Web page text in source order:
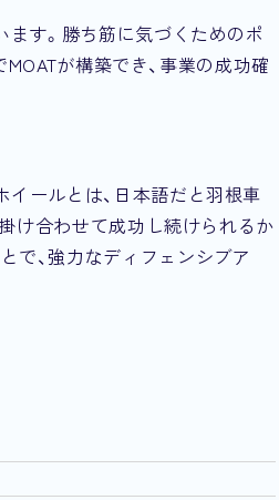
ます。勝ち筋に気づくためのポ
が構築でき、事業の成功確
ールとは、日本語だと羽根車
け合わせて成功し続けられるか
で、強力なディフェンシブア